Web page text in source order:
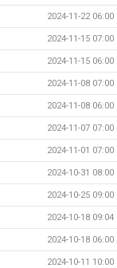
2024-11-22 06:00
2024-11-15 07:00
2024-11-15 06:00
2024-11-08 07:00
2024-11-08 06:00
2024-11-07 07:00
2024-11-01 07:00
2024-10-31 08:00
2024-10-25 09:00
2024-10-18 09:04
2024-10-18 06:00
2024-10-11 10:00